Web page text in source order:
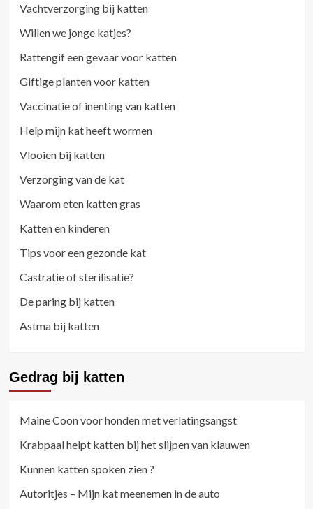
Vachtverzorging bij katten
Willen we jonge katjes?
Rattengif een gevaar voor katten
Giftige planten voor katten
Vaccinatie of inenting van katten
Help mijn kat heeft wormen
Vlooien bij katten
Verzorging van de kat
Waarom eten katten gras
Katten en kinderen
Tips voor een gezonde kat
Castratie of sterilisatie?
De paring bij katten
Astma bij katten
Gedrag bij katten
Maine Coon voor honden met verlatingsangst
Krabpaal helpt katten bij het slijpen van klauwen
Kunnen katten spoken zien ?
Autoritjes – Mijn kat meenemen in de auto